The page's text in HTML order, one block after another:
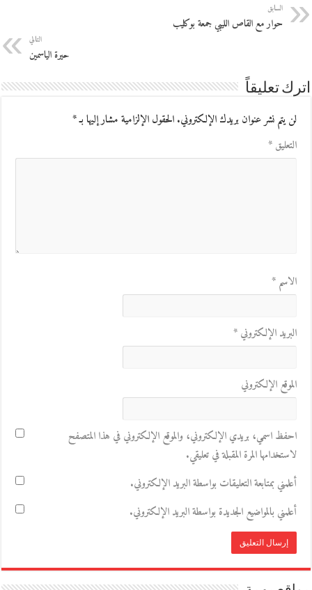
السابق
حوار مع القاص الليبي جمعة بوكليب
التالي
حيرة الياسمين
اترك تعليقاً
لن يتم نشر عنوان بريدك الإلكتروني.الحقول الإلزامية مشار إليها بـ*
التعليق*
الاسم*
البريد الإلكتروني*
الموقع الإلكتروني
احفظ اسمي، بريدي الإلكتروني، والموقع الإلكتروني في هذا المتصفح
لاستخدامها المرة المقبلة في تعليقي.
أعلمني بمتابعة التعليقات بواسطة البريد الإلكتروني.
أعلمني بالمواضيع الجديدة بواسطة البريد الإلكتروني.